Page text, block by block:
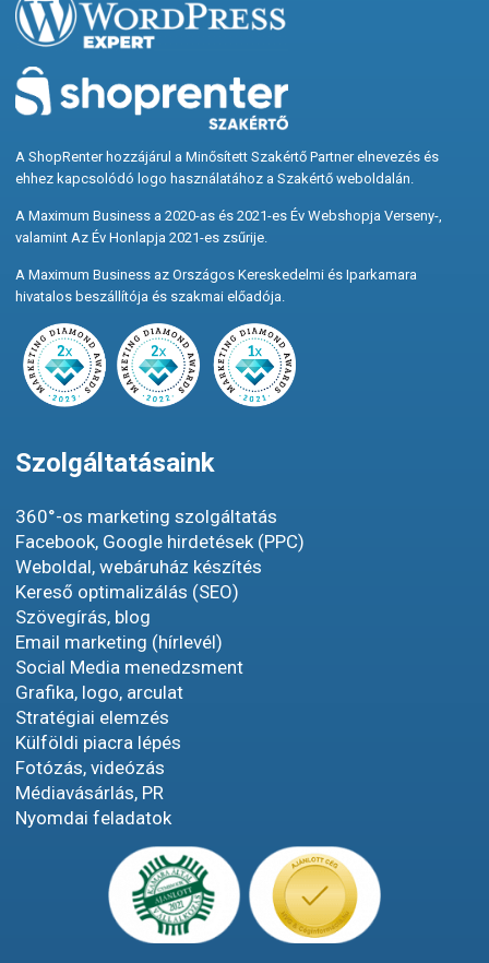
A ShopRenter hozzájárul a Minősített Szakértő Partner elnevezés és
ehhez kapcsolódó logo használatához a Szakértő weboldalán.
A Maximum Business a 2020-as és 2021-es Év Webshopja Verseny-,
valamint Az Év Honlapja 2021-es zsűrije.
A Maximum Business az Országos Kereskedelmi és Iparkamara
hivatalos beszállítója és szakmai előadója.
Szolgáltatásaink
360°-os marketing szolgáltatás
Facebook, Google hirdetések (PPC)
Weboldal, webáruház készítés
Kereső optimalizálás (SEO)
Szövegírás, blog
Email marketing (hírlevél)
Social Media menedzsment
Grafika, logo, arculat
Stratégiai elemzés
Külföldi piacra lépés
Fotózás, videózás
Médiavásárlás, PR
Nyomdai feladatok